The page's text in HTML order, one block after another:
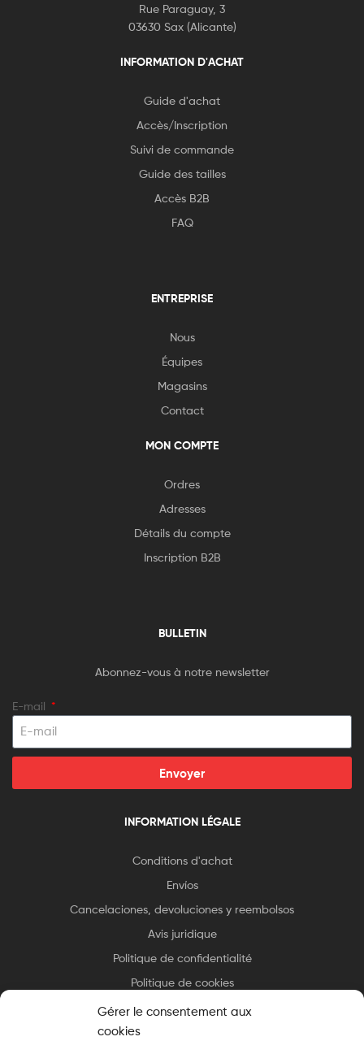
Gérer le consentement aux
cookies
Rue Paraguay, 3
03630 Sax (Alicante)
INFORMATION D'ACHAT
Guide d'achat
Accès/Inscription
Suivi de commande
Guide des tailles
Accès B2B
FAQ
ENTREPRISE
Nous
Équipes
Magasins
Contact
MON COMPTE
Ordres
Adresses
Détails du compte
Inscription B2B
BULLETIN
Abonnez-vous à notre newsletter
E-mail
Envoyer
INFORMATION LÉGALE
Conditions d'achat
Envíos
Cancelaciones, devoluciones y reembolsos
Avis juridique
Politique de confidentialité
Politique de cookies